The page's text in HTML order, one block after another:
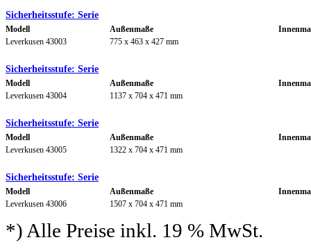
Sicherheitsstufe: Serie
Modell Außenmaße
Leverkusen 43003
775 x 463 x 427 mm
Sicherheitsstufe: Serie
Modell Außenmaße
Leverkusen 43004
1137 x 704 x 471 mm
Sicherheitsstufe: Serie
Modell Außenmaße
Leverkusen 43005
1322 x 704 x 471 mm
Sicherheitsstufe: Serie
Modell Außenmaße
Leverkusen 43006
1507 x 704 x 471 mm
*) Alle Preise inkl. 19 % MwSt.